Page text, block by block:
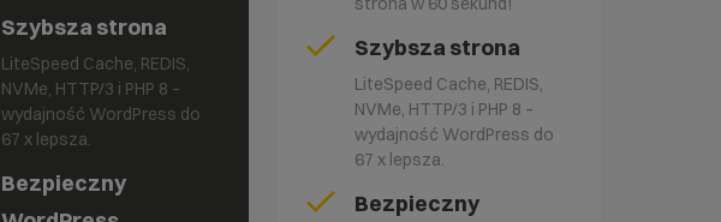
Szybsza strona
LiteSpeed Cache, REDIS,
NVMe, HTTP/3 i PHP 8 –
wydajność WordPress do
67 x lepsza.
Bezpieczny
Szybsza strona
LiteSpeed Cache, REDIS,
NVMe, HTTP/3 i PHP 8 –
wydajność WordPress do
67 x lepsza.
Bezpieczny